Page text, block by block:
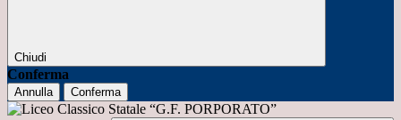
Chiudi
Conferma
Annulla Conferma